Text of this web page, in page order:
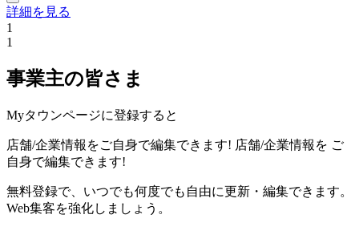
詳細を見る
1
1
事業主の皆さま
Myタウンページに登録すると
店舗/企業情報をご自身で編集できます! 店舗/企業情報を ご
自身で編集できます!
無料登録で、いつでも何度でも自由に更新・編集できます。
Web集客を強化しましょう。